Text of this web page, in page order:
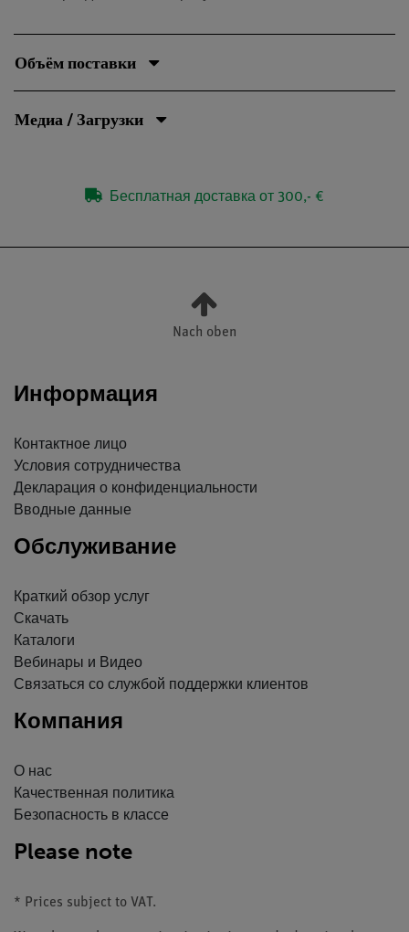
Объём поставки
Медиа / Загрузки
Бесплатная доставка от 300,- €
Nach oben
Информация
Контактное лицо
Условия сотрудничества
Декларация о конфиденциальности
Вводные данные
Обслуживание
Краткий обзор услуг
Скачать
Каталоги
Вебинары и Видео
Связаться со службой поддержки клиентов
Компания
О нас
Качественная политика
Безопасность в классе
Please note
* Prices subject to VAT.